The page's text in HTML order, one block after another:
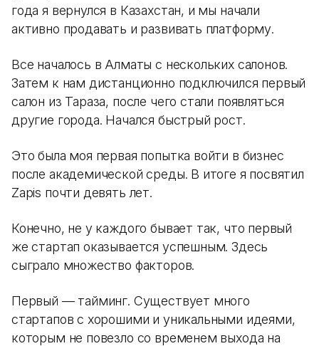
года я вернулся в Казахстан, и мы начали
активно продавать и развивать платформу.
Все началось в Алматы с нескольких салонов.
Затем к нам дистанционно подключился первый
салон из Тараза, после чего стали появляться
другие города. Начался быстрый рост.
Это была моя первая попытка войти в бизнес
после академической среды. В итоге я посвятил
Zapis почти девять лет.
Конечно, не у каждого бывает так, что первый
же стартап оказывается успешным. Здесь
сыграло множество факторов.
Первый — тайминг. Существует много
стартапов с хорошими и уникальными идеями,
которым не повезло со временем выхода на